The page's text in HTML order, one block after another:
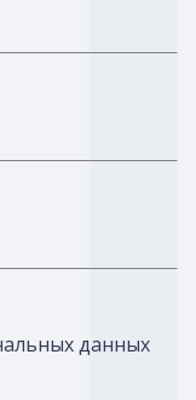
данных